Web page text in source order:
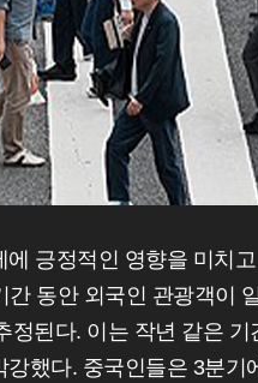
긍정적인 영향을 미치고
동안 외국인 관광객이
된다. 이는 작년 같은
했다. 중국인들은 3분기